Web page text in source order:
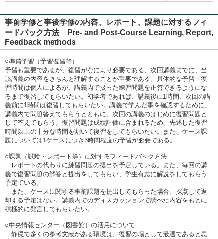
事前学修と事後学修の内容、レポート、課題に対するフィ
ードバック方法 Pre- and Post-Course Learning, Report,
Feedback methods
○準備学習（予習復習等）
予習も重要であるが、復習がなにより必要である。次回講義までに、当
該講義の内容をきちんと理解することが重要である。具体的な予習・復
習時間は個人によるが、講義内で扱った練習問題を正答できるようにな
るまで復習してもらいたい。初学者であれば、講義後に1時間、次回の講
義前に1時間は復習してもらいたい。講義で学んだ事を確認するために、
講義内で問題答えてもらうとともに、次回の講義のはじめに復習問題と
して答えてもらう。復習問題は成績評価に含まれるため、先述した復習
時間以上の十分な時間を割いて復習をしてもらいたい。また、ケース課
題については1ケースにつき3時間程度の予習が必要である。
○課題（試験・レポート等）に対するフィードバック方法
レポートの代わりに練習問題の提出を予定している。また、毎回の講
義で復習問題の解答と提出をしてもらい、学生有志に解説をしてもらう
予定でいる。
また、ケースに関する事前課題を提出してもらった場合、採点して返
却する予定はない。講義内でのディスカッションで調べた内容をもとに
積極的に発言してもらいたい。
○中央情報センター（図書館）の活用について
静穏で多くの参考文献がある環境は、復習の場として最適であると思